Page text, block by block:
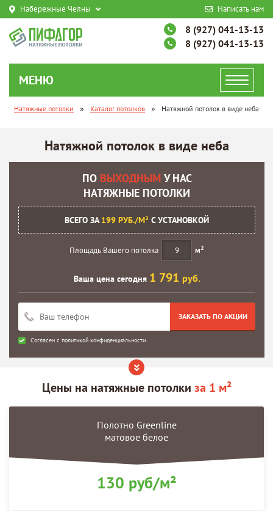
Набережные Челны Написать нам
8 (927) 041-13-13
8 (927) 041-13-13
МЕНЮ
Натяжные потолки » Каталог потолков » Натяжной потолок в виде неба
Натяжной потолок в виде неба
ПО ВЫХОДНЫМУ НАС
НАТЯЖНЫЕ ПОТОЛКИ
ВСЕГО ЗА199 РУБ./М² С УСТАНОВКОЙ
Площадь Вашего потолка м2
Ваша цена сегодня 1 791 руб.
ЗАКАЗАТЬ ПО АКЦИИ
Согласен с политикой конфиденциальности
Цены на натяжные потолки за 1 м²
Полотно Greenline
матовое белое
130 руб/м²